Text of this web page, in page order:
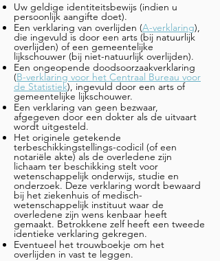
Uw geldige identiteitsbewijs (indien u
persoonlijk aangifte doet).
Een verklaring van overlijden (A-verklaring),
die ingevuld is door een arts (bij natuurlijk
overlijden) of een gemeentelijke
lijkschouwer (bij niet-natuurlijk overlijden).
Een ongeopende doodsoorzaakverklaring
(B-verklaring voor het Centraal Bureau voor
de Statistiek), ingevuld door een arts of
gemeentelijke lijkschouwer.
Een verklaring van geen bezwaar,
afgegeven door een dokter als de uitvaart
wordt uitgesteld.
Het originele getekende
terbeschikkingstellings-codicil (of een
notariële akte) als de overledene zijn
lichaam ter beschikking stelt voor
wetenschappelijk onderwijs, studie en
onderzoek. Deze verklaring wordt bewaard
bij het ziekenhuis of medisch-
wetenschappelijk instituut waar de
overledene zijn wens kenbaar heeft
gemaakt. Betrokkene zelf heeft een tweede
identieke verklaring gekregen.
Eventueel het trouwboekje om het
overlijden in vast te leggen.